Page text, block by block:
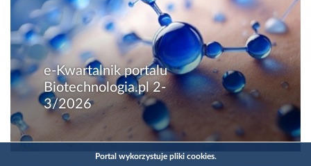
e-Kwartalnik portalu
Biotechnologia.pl 2-
3/2026
Portal wykorzystuje pliki cookies.